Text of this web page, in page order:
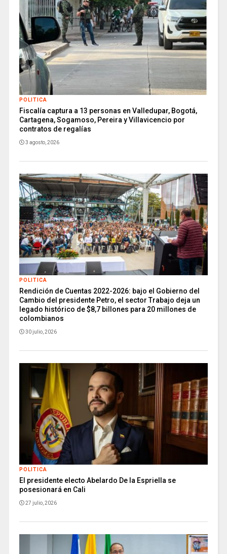
POLITICA
Fiscalía captura a 13 personas en Valledupar, Bogotá,
Cartagena, Sogamoso, Pereira y Villavicencio por
contratos de regalías
3 agosto, 2026
POLITICA
Rendición de Cuentas 2022-2026: bajo el Gobierno del
Cambio del presidente Petro, el sector Trabajo deja un
legado histórico de $8,7 billones para 20 millones de
colombianos
30 julio, 2026
POLITICA
El presidente electo Abelardo De la Espriella se
posesionará en Cali
27 julio, 2026